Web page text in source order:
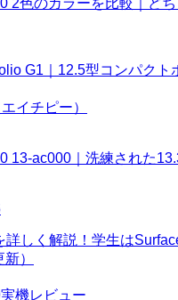
2色のカラーを比較｜どち
G1｜12.5型コンパクト
イチピー）
13-ac000｜洗練された
詳しく解説！学生は
）